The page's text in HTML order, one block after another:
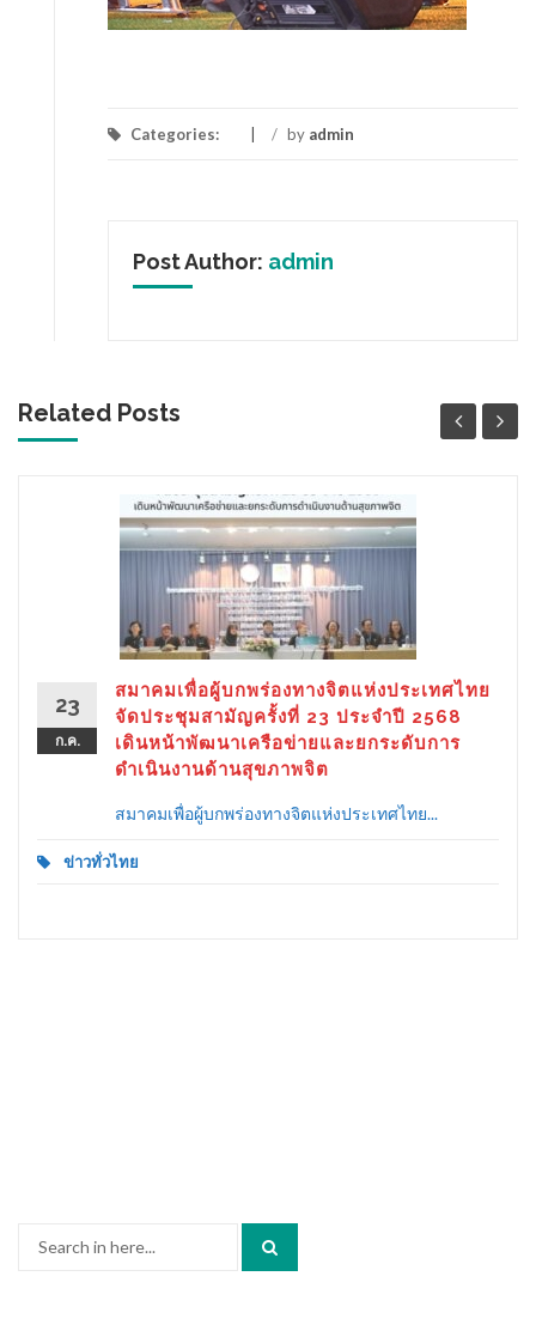
Categories: / by admin
Post Author: admin
Related Posts
23
ก.ค.
สมาคมเพื่อผู้บกพร่องทางจิตแห่งประเทศไทย
จัดประชุมสามัญครั้งที่ 23 ประจำปี 2568
เดินหน้าพัฒนาเครือข่ายและยกระดับการ
ดำเนินงานด้านสุขภาพจิต
สมาคมเพื่อผู้บกพร่องทางจิตแห่งประเทศไทย...
ข่าวทั่วไทย